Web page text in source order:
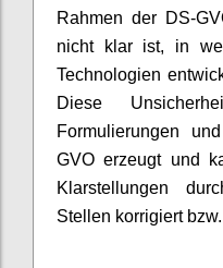
Rahmen der DS-
nicht klar ist, in
Technologien
Diese
Formulierungen
GVO erzeugt und
Klarstellungen
Stellen korrigiert